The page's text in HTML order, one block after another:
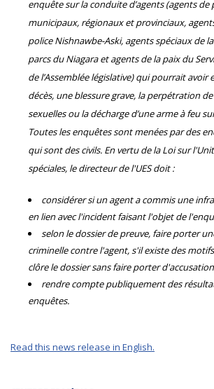
enquête sur la conduite d’agents (agents de
municipaux, régionaux et provinciaux,
police Nishnawbe-Aski, agents spéciaux de
parcs du Niagara et agents de la paix du
de l’Assemblée législative) qui pourrait avoir
décès, une blessure grave, la perpétration
sexuelles ou la décharge d’une arme à feu
Toutes les enquêtes sont menées par des
qui sont des civils. En vertu de la Loi sur
spéciales, le directeur de l'UES doit :
considérer si un agent a commis une
en lien avec l'incident faisant l'objet de
selon le dossier de preuve, faire porter
criminelle contre l'agent, s'il existe des
clôre le dossier sans faire porter
rendre compte publiquement des
enquêtes.
Read this news release in English.